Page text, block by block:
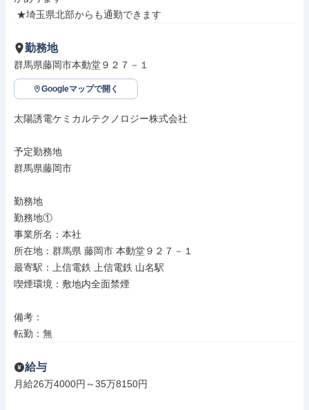
★埼玉県北部からも通勤できます
勤務地
群馬県藤岡市本動堂９２７－１
Googleマップで開く
太陽誘電ケミカルテクノロジー株式会社
予定勤務地
群馬県藤岡市
勤務地
勤務地①
事業所名：本社
所在地：群馬県 藤岡市 本動堂９２７－１
最寄駅：上信電鉄 上信電鉄 山名駅
喫煙環境：敷地内全面禁煙
備考：
転勤：無
給与
月給26万4000円～35万8150円